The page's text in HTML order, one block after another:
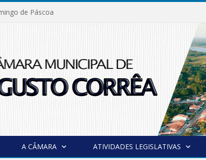
de Páscoa
A CÂMARA ATIVIDADES LEGISLATIVAS